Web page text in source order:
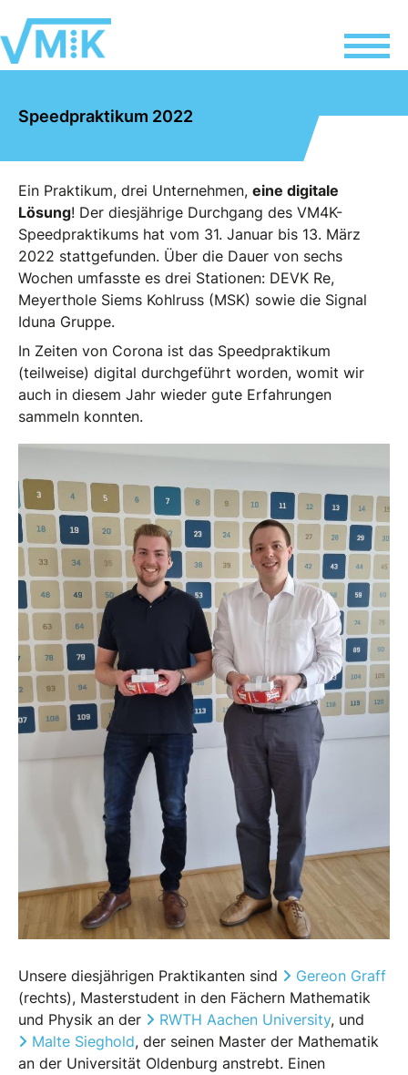
Speedpraktikum 2022
Ein Praktikum, drei Unternehmen, eine digitale
Lösung! Der diesjährige Durchgang des VM4K-
Speedpraktikums hat vom 31. Januar bis 13. März
2022 stattgefunden. Über die Dauer von sechs
Wochen umfasste es drei Stationen: DEVK Re,
Meyerthole Siems Kohlruss (MSK) sowie die Signal
Iduna Gruppe.
In Zeiten von Corona ist das Speedpraktikum
(teilweise) digital durchgeführt worden, womit wir
auch in diesem Jahr wieder gute Erfahrungen
sammeln konnten.
Unsere diesjährigen Praktikanten sind
Gereon Graff
(rechts), Masterstudent in den Fächern Mathematik
und Physik an der
RWTH Aachen University, und
Malte Sieghold, der seinen Master der Mathematik
an der Universität Oldenburg anstrebt. Einen